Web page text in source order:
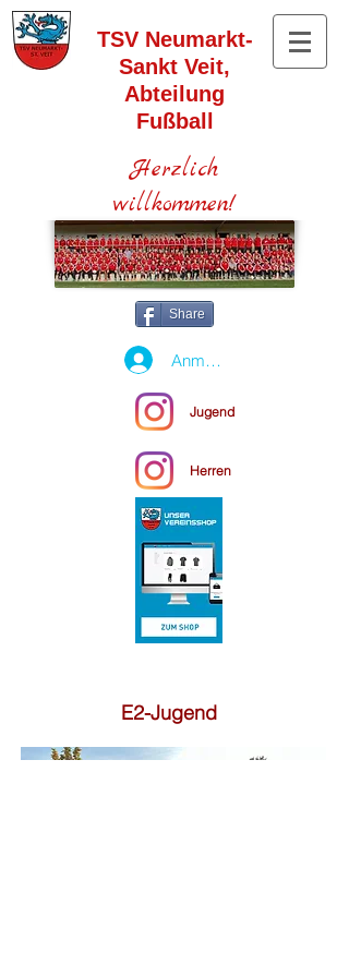
TSV Neumarkt-
Sankt Veit,
Abteilung
Fußball
Herzlich
willkommen!
Share
Anmelden
Jugend
Herren
E2-Jugend